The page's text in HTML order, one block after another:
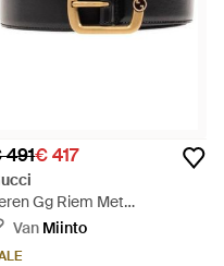
491€ 417
Gg Riem Met
G - Zwart
Van Miinto